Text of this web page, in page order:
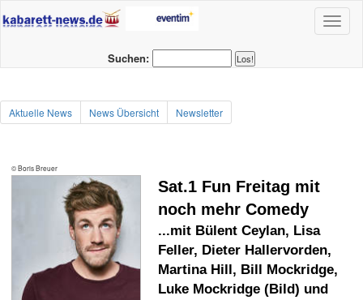
Suchen:
Aktuelle News News Übersicht Newsletter
© Boris Breuer
Sat.1 Fun Freitag mit
noch mehr Comedy
...mit Bülent Ceylan, Lisa
Feller, Dieter Hallervorden,
Martina Hill, Bill Mockridge,
Luke Mockridge (Bild) und